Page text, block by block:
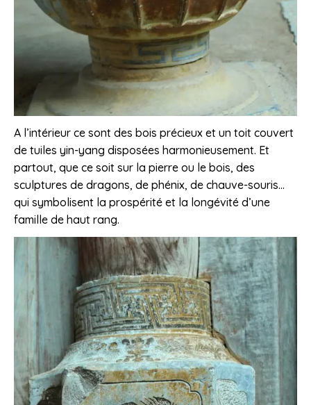
A l’intérieur ce sont des bois précieux et un toit couvert
de tuiles yin-yang disposées harmonieusement. Et
partout, que ce soit sur la pierre ou le bois, des
sculptures de dragons, de phénix, de chauve-souris…
qui symbolisent la prospérité et la longévité d’une
famille de haut rang.